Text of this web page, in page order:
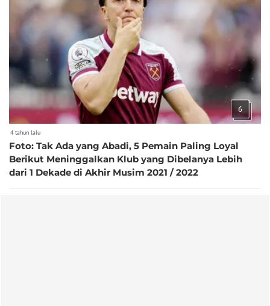
6
4 tahun lalu
Foto: Tak Ada yang Abadi, 5 Pemain Paling Loyal
Berikut Meninggalkan Klub yang Dibelanya Lebih
dari 1 Dekade di Akhir Musim 2021 / 2022